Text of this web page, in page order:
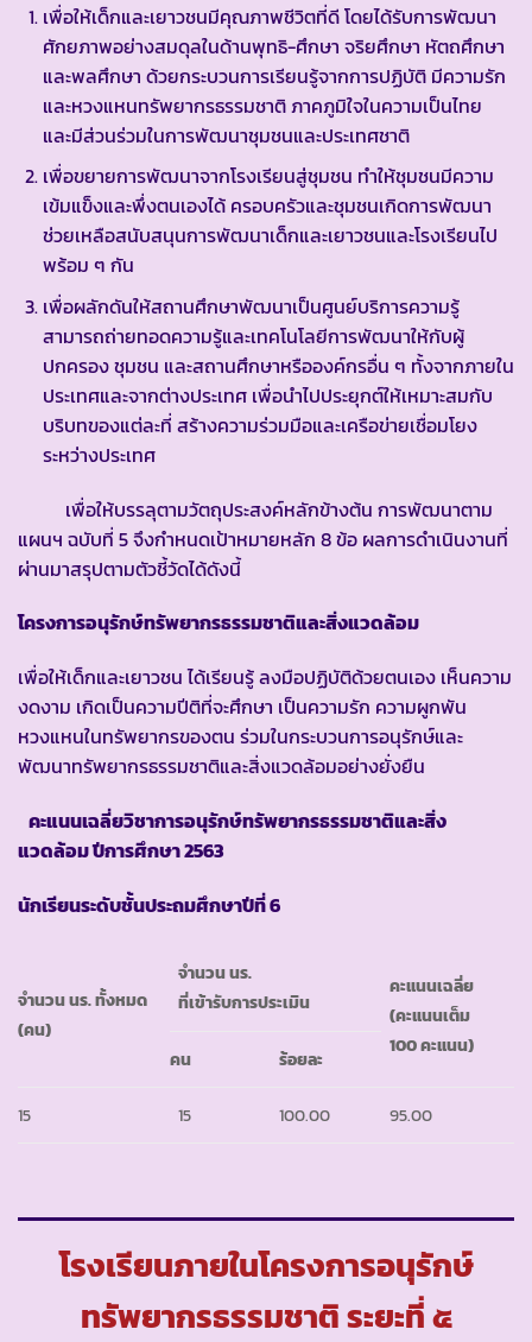
เพื่อให้เด็กและเยาวชนมีคุณภาพชีวิตที่ดี โดยได้รับการพัฒนา
ศักยภาพอย่างสมดุลในด้านพุทธิ-ศึกษา จริยศึกษา หัตถศึกษา
และพลศึกษา ด้วยกระบวนการเรียนรู้จากการปฏิบัติ มีความรัก
และหวงแหนทรัพยากรธรรมชาติ ภาคภูมิใจในความเป็นไทย
และมีส่วนร่วมในการพัฒนาชุมชนและประเทศชาติ
เพื่อขยายการพัฒนาจากโรงเรียนสู่ชุมชน ทำให้ชุมชนมีความ
เข้มแข็งและพึ่งตนเองได้ ครอบครัวและชุมชนเกิดการพัฒนา
ช่วยเหลือสนับสนุนการพัฒนาเด็กและเยาวชนและโรงเรียนไป
พร้อม ๆ กัน
เพื่อผลักดันให้สถานศึกษาพัฒนาเป็นศูนย์บริการความรู้
สามารถถ่ายทอดความรู้และเทคโนโลยีการพัฒนาให้กับผู้
ปกครอง ชุมชน และสถานศึกษาหรือองค์กรอื่น ๆ ทั้งจากภายใน
ประเทศและจากต่างประเทศ เพื่อนำไปประยุกต์ให้เหมาะสมกับ
บริบทของแต่ละที่ สร้างความร่วมมือและเครือข่ายเชื่อมโยง
ระหว่างประเทศ
เพื่อให้บรรลุตามวัตถุประสงค์หลักข้างต้น การพัฒนาตาม
แผนฯ ฉบับที่ 5 จึงกำหนดเป้าหมายหลัก 8 ข้อ ผลการดำเนินงานที่
ผ่านมาสรุปตามตัวชี้วัดได้ดังนี้
โครงการอนุรักษ์ทรัพยากรธรรมชาติและสิ่งแวดล้อม
เพื่อให้เด็กและเยาวชน ได้เรียนรู้ ลงมือปฏิบัติด้วยตนเอง เห็นความ
งดงาม เกิดเป็นความปีติที่จะศึกษา เป็นความรัก ความผูกพัน
หวงแหนในทรัพยากรของตน ร่วมในกระบวนการอนุรักษ์และ
พัฒนาทรัพยากรธรรมชาติและสิ่งแวดล้อมอย่างยั่งยืน
คะแนนเฉลี่ยวิชาการอนุรักษ์ทรัพยากรธรรมชาติและสิ่ง
แวดล้อม ปีการศึกษา2563
นักเรียนระดับชั้นประถมศึกษาปีที่ 6
จำนวน นร. ทั้งหมด
(คน)
จำนวน นร.
ที่เข้ารับการประเมิน
คะแนนเฉลี่ย
(คะแนนเต็ม
100 คะแนน)
คน ร้อยละ
15 15 100.00 95.00
โรงเรียนภายในโครงการอนุรักษ์
ทรัพยากรธรรมชาติ ระยะที่ ๕